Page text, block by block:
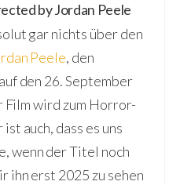
by Jordan Peele
gar nichts über den
Peele, den
den 26. September
wird zum Horror-
auch, dass es uns
wenn der Titel noch
ihn erst 2025 zu sehen